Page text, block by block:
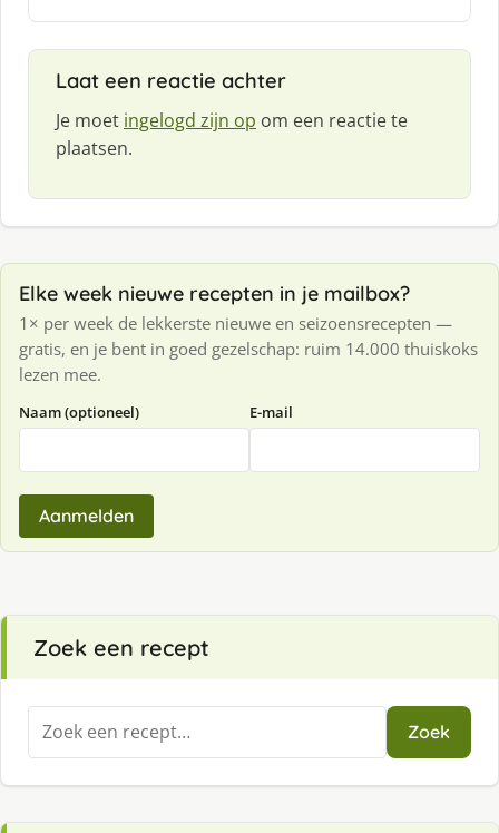
:
Laat een reactie achter
Je moet ingelogd zijn op om een reactie te
plaatsen.
Elke week nieuwe recepten in je mailbox?
1× per week de lekkerste nieuwe en seizoensrecepten —
gratis, en je bent in goed gezelschap: ruim 14.000 thuiskoks
lezen mee.
Naam (optioneel) E-mail
Aanmelden
Zoek een recept
Zoeken
naar:
Zoek